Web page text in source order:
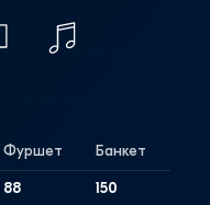
Фуршет Банкет
88 150